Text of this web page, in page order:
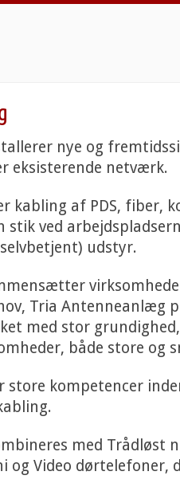
nye og
eksisterende netværk.
kabling af PDS, fiber,
stik ved
udstyr.
Tria Antenneanlæg
med stor
både store og
kompetencer
med Trådløst
og Video dørtelefoner,